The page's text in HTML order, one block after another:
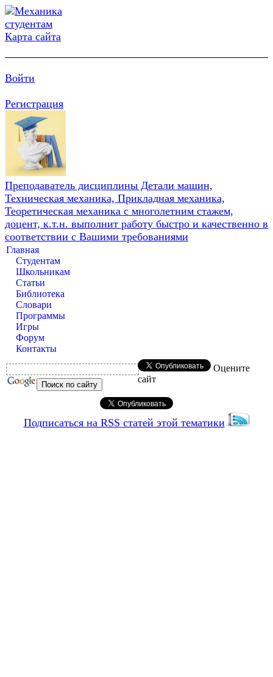
Карта сайта
Войти
Регистрация
Преподаватель дисциплины Детали машин,
Техническая механика, Прикладная механика,
Теоретическая механика с многолетним стажем,
доцент, к.т.н. выполнит работу быстро и качественно в
соответствии с Вашими требованиями
Главная
Студентам
Школьникам
Статьи
Библиотека
Словари
Программы
Игры
Форум
Контакты
Оцените
сайт
Подписаться на RSS статей этой тематики